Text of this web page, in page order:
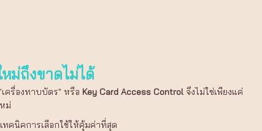
ม่ถึงขาดไม่ได้
ครื่องทาบบัตร" หรือ Key Card Access Controlจึงไม่ใช่เพียงแค่
ม่
ทคนิคการเลือกใช้ให้คุ้มค่าที่สุด